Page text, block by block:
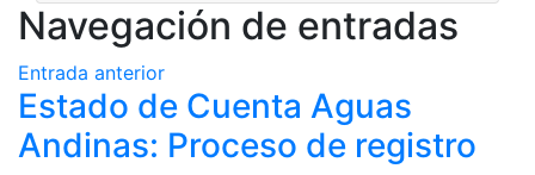
Navegación de entradas
Entrada anterior
Estado de Cuenta Aguas
Andinas: Proceso de registro